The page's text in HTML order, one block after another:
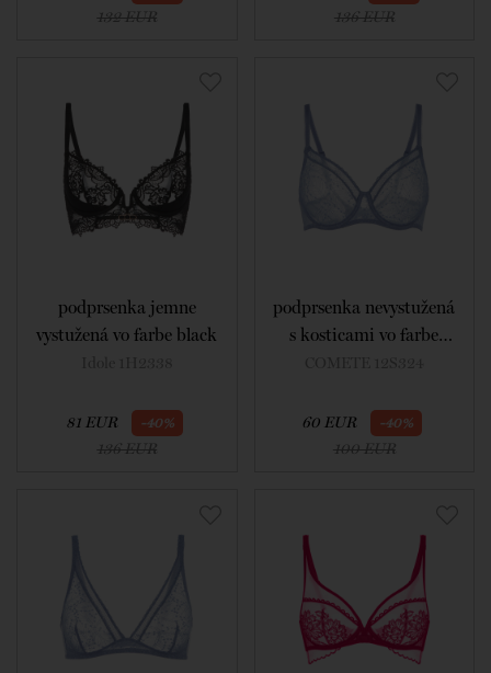
132 EUR 136 EUR
podprsenka jemne
vystužená vo farbe black
81 EUR -40%
136 EUR
podprsenka nevystužená
s kosticami vo farbe
60 EUR -40%
100 EUR